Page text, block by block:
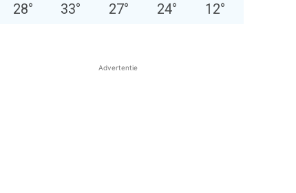
28° 33° 27° 24° 12°
Advertentie